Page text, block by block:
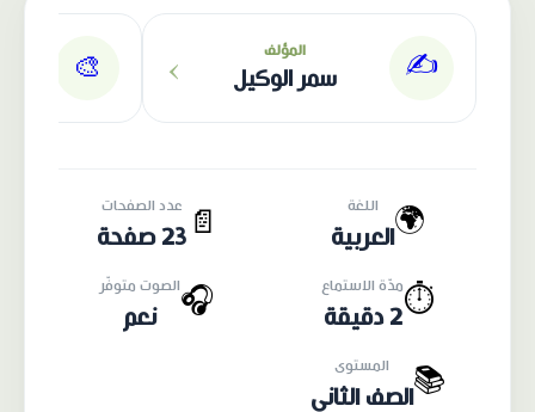
✍️ المؤلف
سمر الوكيل ›
🎨
🌍 اللغة
العربية 📄
عدد الصفحات
23 صفحة
⏱️مدّة الاستماع
2 دقيقة
🎧الصوت متوفّر
نعم
📚 المستوى
الصف الثاني